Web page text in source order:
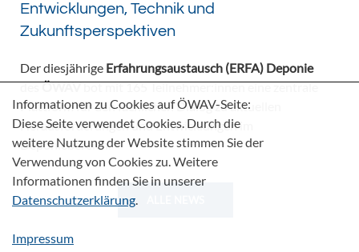
Entwicklungen, Technik und
Zukunftsperspektiven
Der diesjährige Erfahrungsaustausch (ERFA) Deponie
desÖWAVbot mit 165 Teilnehmer:innen eine zentrale
Plattform für den fachlichen Dialog zu aktuellen
Herausforderungen und Entwicklungen im
Deponiebereich.
Informationen zu Cookies auf ÖWAV-Seite:
Diese Seite verwendet Cookies. Durch die
weitere Nutzung der Website stimmen Sie der
Verwendung von Cookies zu. Weitere
Informationen finden Sie in unserer
Datenschutzerklärung.
Impressum